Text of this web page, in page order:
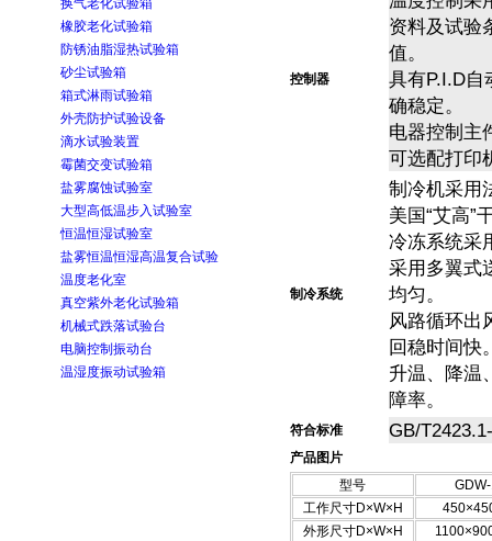
换气老化试验箱
橡胶老化试验箱
防锈油脂湿热试验箱
砂尘试验箱
箱式淋雨试验箱
外壳防护试验设备
滴水试验装置
霉菌交变试验箱
盐雾腐蚀试验室
大型高低温步入试验室
恒温恒湿试验室
盐雾恒温恒湿高温复合试验
温度老化室
真空紫外老化试验箱
机械式跌落试验台
电脑控制振动台
温湿度振动试验箱
控制器
资料及试验
值。
具有P.I.D自
确稳定 。
电器控制主
可选配打印
制冷系统
制冷机采用
美国“艾高”
冷冻系统采
采用多翼式
均匀。
风路循环出
回稳时间快
升温、降温
障率。
符合标准 GB/
产品图片
型号
工作尺寸D×W×H
外形尺寸D×W×H